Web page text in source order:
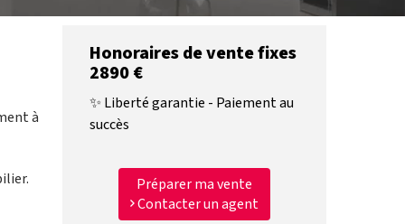
à
Honoraires de vente fixes
2890 €
✨ Liberté garantie - Paiement au
succès
Préparer ma vente
Contacter un agent